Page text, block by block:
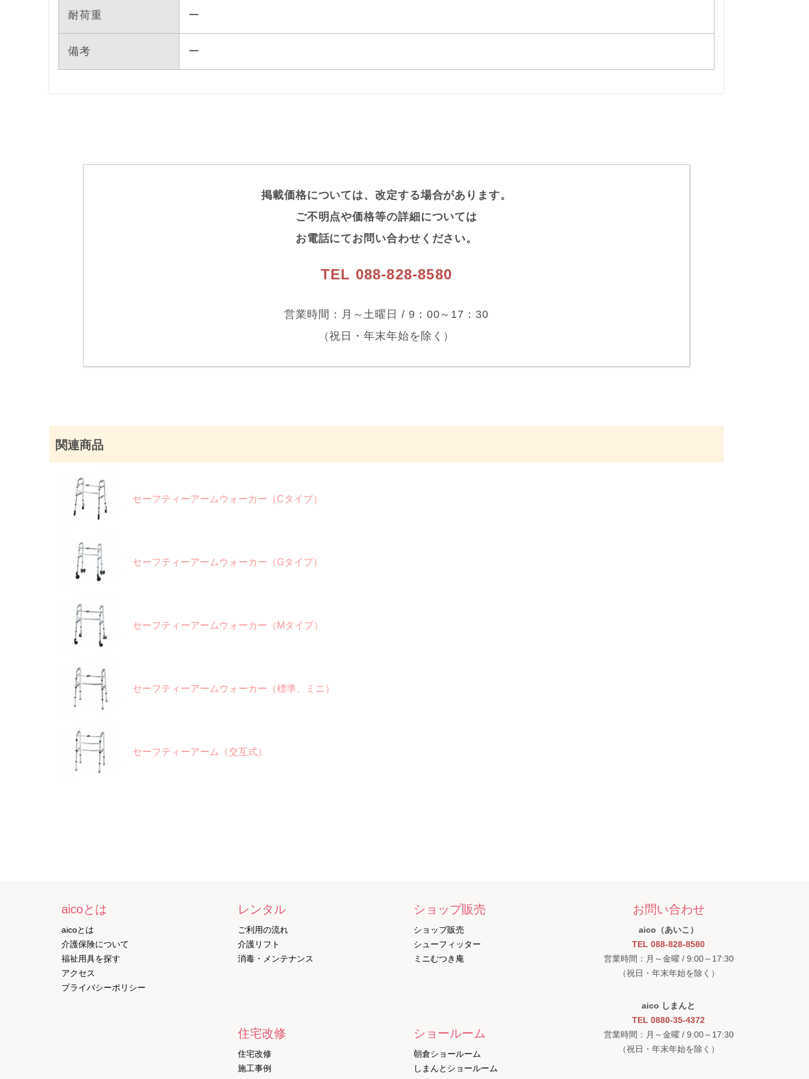
耐荷重 ー
備考 ー
掲載価格については、改定する場合があります。
ご不明点や価格等の詳細については
お電話にてお問い合わせください。
TEL 088-828-8580
営業時間：月～土曜日 / 9：00～17：30
（祝日・年末年始を除く）
関連商品
セーフティーアームウォーカー（Cタイプ）
セーフティーアームウォーカー（Gタイプ）
セーフティーアームウォーカー（Mタイプ）
セーフティーアームウォーカー（標準、ミニ）
セーフティーアーム（交互式）
aicoとは
aicoとは
介護保険について
福祉用具を探す
アクセス
プライバシーポリシー
レンタル
ご利用の流れ
介護リフト
消毒・メンテナンス
住宅改修
住宅改修
施工事例
ショップ販売
ショップ販売
シューフィッター
ミニむつき庵
ショールーム
朝倉ショールーム
しまんとショールーム
お問い合わせ
aico（あいこ）
TEL 088-828-8580
営業時間：月～金曜 / 9:00～17:30
（祝日・年末年始を除く）
aico しまんと
TEL 0880-35-4372
営業時間：月～金曜 / 9:00～17:30
（祝日・年末年始を除く）